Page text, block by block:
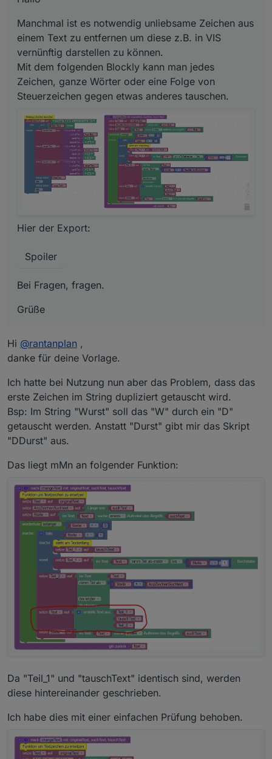
Hier der geänderte Export:
Bei Fragen, fragen.
Grüße
Manchmal ist es notwendig unliebsame Zeichen aus
einem Text zu entfernen um diese z.B. in VIS
vernünftig darstellen zu können.
Mit dem folgenden Blockly kann man jedes
Zeichen, ganze Wörter oder eine Folge von
Steuerzeichen gegen etwas anderes tauschen.
Hier der Export:
Spoiler
Bei Fragen, fragen.
Grüße
Hi @rantanplan ,
danke für deine Vorlage.
Ich hatte bei Nutzung nun aber das Problem, dass das
erste Zeichen im String dupliziert getauscht wird.
Bsp: Im String "Wurst" soll das "W" durch ein "D"
getauscht werden. Anstatt "Durst" gibt mir das Skript
"DDurst" aus.
Das liegt mMn an folgender Funktion:
Da "Teil_1" und "tauschText" identisch sind, werden
diese hintereinander geschrieben.
Ich habe dies mit einer einfachen Prüfung behoben.